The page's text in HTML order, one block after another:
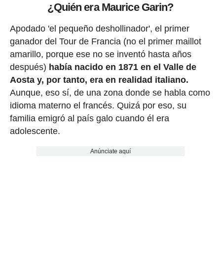
¿Quién era Maurice Garin?
Apodado 'el pequeño deshollinador', el primer
ganador del Tour de Francia (no el primer maillot
amarillo, porque ese no se inventó hasta años
después) había nacido en 1871 en el Valle de
Aosta y, por tanto, era en realidad italiano.
Aunque, eso sí, de una zona donde se habla como
idioma materno el francés. Quizá por eso, su
familia emigró al país galo cuando él era
adolescente.
Anúnciate aquí